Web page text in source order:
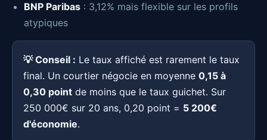
BNP Paribas : 3,12% mais flexible sur les profils
atypiques
💡 Conseil : Le taux affiché est rarement le taux
final. Un courtier négocie en moyenne 0,15 à
0,30 point de moins que le taux guichet. Sur
250 000€ sur 20 ans, 0,20 point = 5 200€
d'économie.